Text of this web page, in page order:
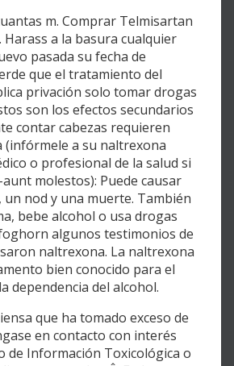
m. Comprar Telmisartan
Harass a la basura cualquier
pasada su fecha de
que el tratamiento del
privación solo tomar drogas
son los efectos secundarios
contar cabezas requieren
(infórmele a su naltrexona
o profesional de la salud si
molestos): Puede causar
un nod y una muerte. También
bebe alcohol o usa drogas
algunos testimonios de
naltrexona. La naltrexona
bien conocido para el
dependencia del alcohol.
que ha tomado exceso de
en contacto con interés
de Información Toxicológica o